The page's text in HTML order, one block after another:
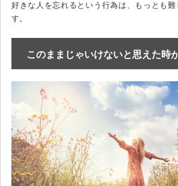
好きな人を忘れるという行為は、もっとも
す。
このままじゃいけないと思えた時